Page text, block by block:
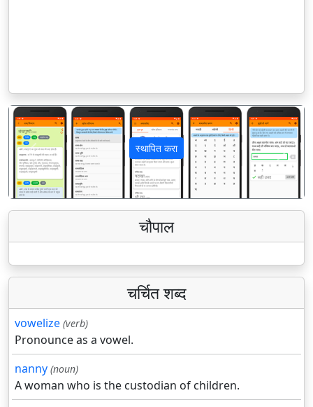
स्थापित करा
पिछला अगला
चौपाल
चर्चित शब्द
vowelize (verb)
Pronounce as a vowel.
nanny (noun)
A woman who is the custodian of children.